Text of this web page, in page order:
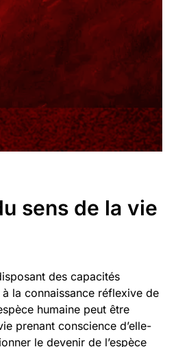
sens de la vie
des capacités
la connaissance réflexive de
humaine peut être
prenant conscience d’elle-
le devenir de l’espèce